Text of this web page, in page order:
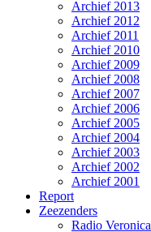
Archief 2013
Archief 2012
Archief 2011
Archief 2010
Archief 2009
Archief 2008
Archief 2007
Archief 2006
Archief 2005
Archief 2004
Archief 2003
Archief 2002
Archief 2001
Report
Zeezenders
Radio Veronica